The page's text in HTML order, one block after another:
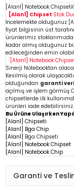
[Alan1] Notebook Chipseti
[Alan1] Chipset Stok
İncelemekte olduğunuz
fiyat bilgisinin üst
ürünlerimiz
kadar almış olduğunuz
edileceğinden emin
[Alan1] Notebook
Sinerji Notebooktan
Kesilmiş olarak
olduğundan garanti
açılmış ve işlem görmüş
chipsetlerde ilk
ürünleri iade edebilirsiniz.
Bu Ürüne Ulaşırken
[Alan1] Chipseti
[Alan1] Bga Chip
[Alan1] Bga Chipseti
[Alan1] Notebook Chipset
[Alan1] Notebook Chip
Garanti ve